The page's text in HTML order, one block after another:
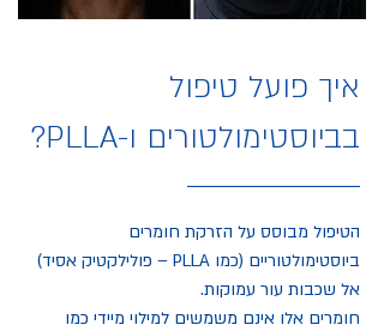
איך פועל טיפול
בביוסטימולטורים ו-PLLA?
הטיפול מבוסס על הזרקת חומרים
ביוסטימולטוריים (כמו PLLA – פולילקטיק אסיד)
אל שכבות עור עמוקות.
חומרים אלו אינם משמשים למילוי מיידי כמו